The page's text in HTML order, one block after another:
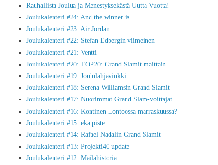
Rauhallista Joulua ja Menestyksekästä Uutta Vuotta!
Joulukalenteri #24: And the winner is...
Joulukalenteri #23: Air Jordan
Joulukalenteri #22: Stefan Edbergin viimeinen
Joulukalenteri #21: Ventti
Joulukalenteri #20: TOP20: Grand Slamit maittain
Joulukalenteri #19: Joululahjavinkki
Joulukalenteri #18: Serena Williamsin Grand Slamit
Joulukalenteri #17: Nuorimmat Grand Slam-voittajat
Joulukalenteri #16: Kontinen Lontoossa marraskuussa?
Joulukalenteri #15: eka piste
Joulukalenteri #14: Rafael Nadalin Grand Slamit
Joulukalenteri #13: Projekti40 update
Joulukalenteri #12: Mailahistoria